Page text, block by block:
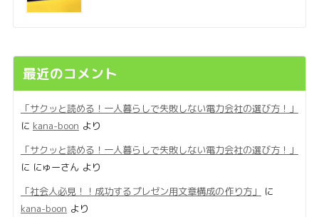
最近のコメント
「サクッと読める！一人暮らしで失敗しない電力会社の選び方！」
に kana-boon より
「サクッと読める！一人暮らしで失敗しない電力会社の選び方！」
に にゅーさんより
「社会人必見！！成功するプレゼン用文章構成の作り方」
に
kana-boon より